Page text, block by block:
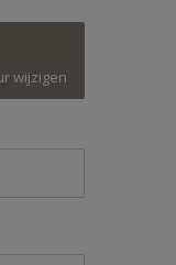
wijzigen